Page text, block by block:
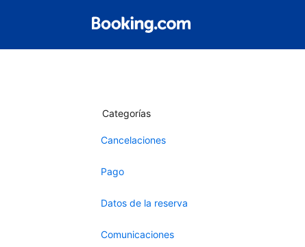
Categorías
Cancelaciones
Pago
Datos de la reserva
Comunicaciones